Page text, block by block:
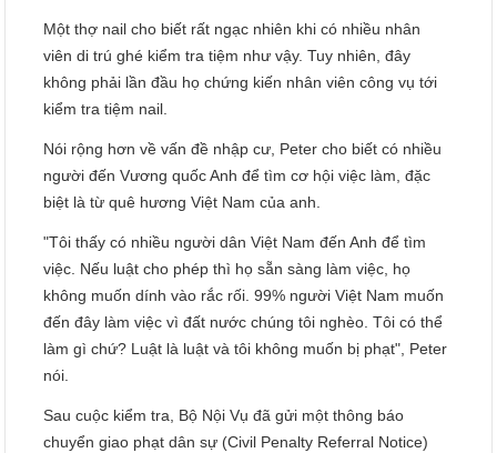
Một thợ nail cho biết rất ngạc nhiên khi có nhiều nhân
viên di trú ghé kiểm tra tiệm như vậy. Tuy nhiên, đây
không phải lần đầu họ chứng kiến nhân viên công vụ tới
kiểm tra tiệm nail.
Nói rộng hơn về vấn đề nhập cư, Peter cho biết có nhiều
người đến Vương quốc Anh để tìm cơ hội việc làm, đặc
biệt là từ quê hương Việt Nam của anh.
"Tôi thấy có nhiều người dân Việt Nam đến Anh để tìm
việc. Nếu luật cho phép thì họ sẵn sàng làm việc, họ
không muốn dính vào rắc rối. 99% người Việt Nam muốn
đến đây làm việc vì đất nước chúng tôi nghèo. Tôi có thể
làm gì chứ? Luật là luật và tôi không muốn bị phạt", Peter
nói.
Sau cuộc kiểm tra, Bộ Nội Vụ đã gửi một thông báo
chuyển giao phạt dân sự (Civil Penalty Referral Notice)